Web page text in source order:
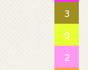
3
9
2